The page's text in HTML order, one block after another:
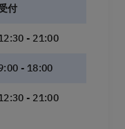
付
- 21:00
- 18:00
- 21:00